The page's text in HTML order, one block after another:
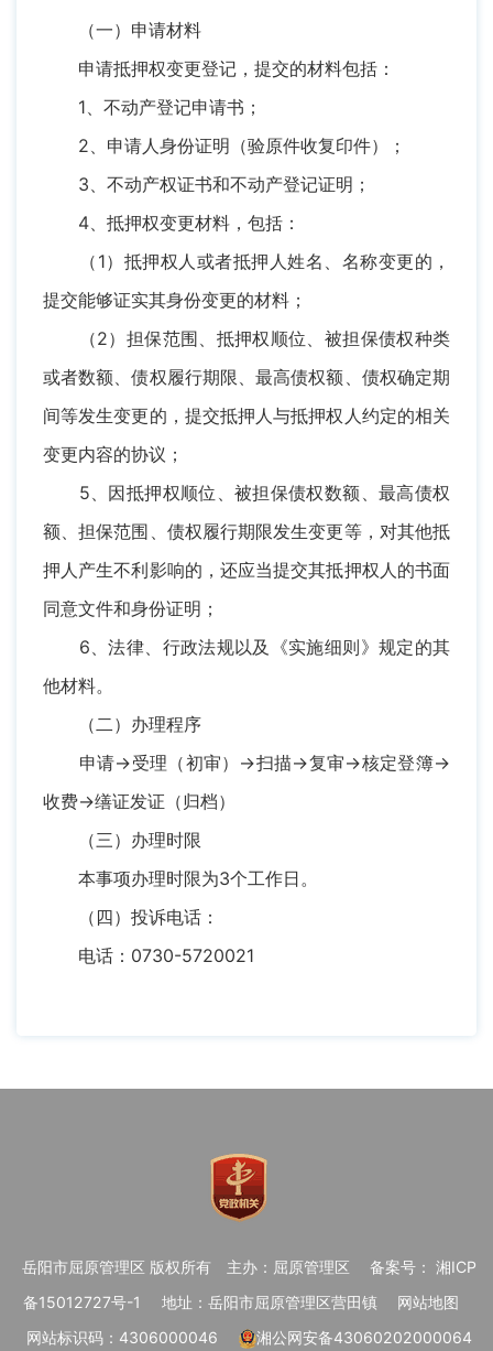
（一）申请材料
申请抵押权变更登记，提交的材料包括：
1、不动产登记申请书；
2、申请人身份证明（验原件收复印件）；
3、不动产权证书和不动产登记证明；
4、抵押权变更材料，包括：
（1）抵押权人或者抵押人姓名、名称变更的，
提交能够证实其身份变更的材料；
（2）担保范围、抵押权顺位、被担保债权种类
或者数额、债权履行期限、最高债权额、债权确定期
间等发生变更的，提交抵押人与抵押权人约定的相关
变更内容的协议；
5、因抵押权顺位、被担保债权数额、最高债权
额、担保范围、债权履行期限发生变更等，对其他抵
押人产生不利影响的，还应当提交其抵押权人的书面
同意文件和身份证明；
6、法律、行政法规以及《实施细则》规定的其
他材料。
（二）办理程序
申请→受理（初审）→扫描→复审→核定登簿→
收费→缮证发证（归档）
（三）办理时限
本事项办理时限为3个工作日。
（四）投诉电话：
电话：0730-5720021
岳阳市屈原管理区 版权所有 主办：屈原管理区
备案号： 湘ICP
备15012727号-1
地址：岳阳市屈原管理区营田镇
网站地图
网站标识码：4306000046
湘公网安备43060202000064